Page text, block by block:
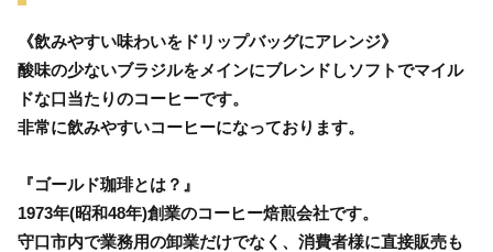
《飲みやすい味わいをドリップバッグにアレンジ》
酸味の少ないブラジルをメインにブレンドしソフトでマイル
ドな口当たりのコーヒーです。
非常に飲みやすいコーヒーになっております。
『ゴールド珈琲とは？』
1973年(昭和48年)創業のコーヒー焙煎会社です。
守口市内で業務用の卸業だけでなく、消費者様に直接販売も